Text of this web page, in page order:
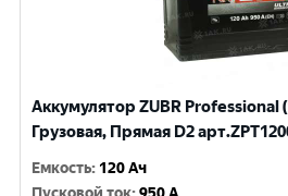
Аккумулятор ZUBR Professional
Грузовая, Прямая D2
Емкость: 120 Ач